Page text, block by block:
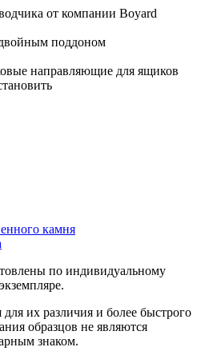
от компании Boyard
поддоном
направляющие для ящиков
камня
по индивидуальному
их различия и более быстрого
образцов не являются
знаком.